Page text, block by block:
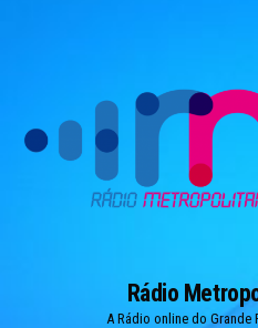
Rádio
A Rádio online do